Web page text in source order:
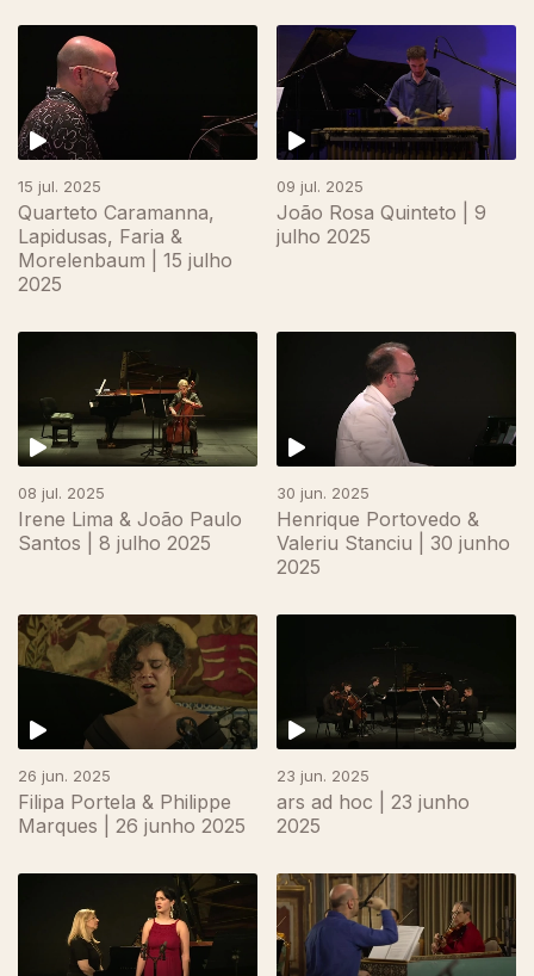
15 jul. 2025
Quarteto Caramanna,
Lapidusas, Faria &
Morelenbaum | 15 julho
2025
09 jul. 2025
João Rosa Quinteto | 9
julho 2025
08 jul. 2025
Irene Lima & João Paulo
Santos | 8 julho 2025
30 jun. 2025
Henrique Portovedo &
Valeriu Stanciu | 30 junho
2025
26 jun. 2025
Filipa Portela & Philippe
Marques | 26 junho 2025
23 jun. 2025
ars ad hoc | 23 junho
2025